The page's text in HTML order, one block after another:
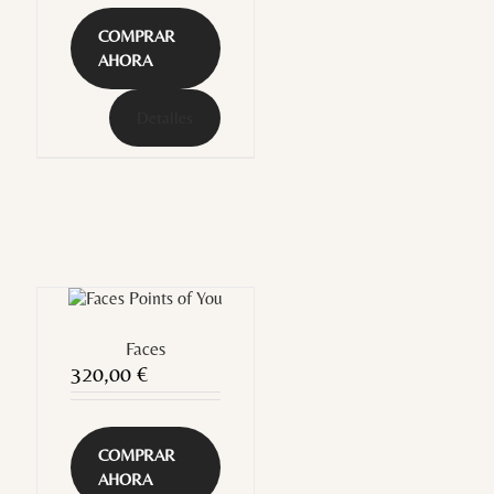
COMPRAR
AHORA
Faces
320,00 €
COMPRAR
AHORA